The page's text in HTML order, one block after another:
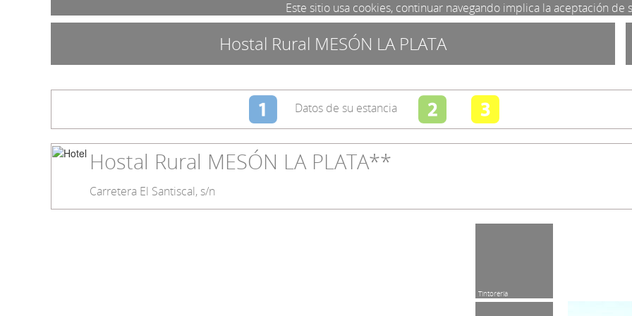
Este sitio usa cookies, continuar navegando implica la aceptación de
Hostal Rural MESÓN LA PLATA
Datos de su estancia
Hostal Rural MESÓN LA PLATA**
Carretera El Santiscal, s/n
Tintorería